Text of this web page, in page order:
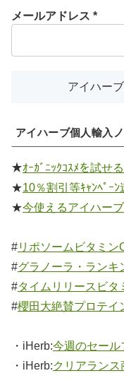
メールアドレス *
アイハーブ個人輸入
★ｵｰｶﾞﾆｯｸｺｽﾒを試せ
★10％割引等ｷｬﾝﾍﾟｰﾝ
★今使えるアイハー
#リポソームビタミ
#グラノーラ・ランキ
#タイムリリースビ
#櫻田大絶賛プロテイ
・iHerb:今週のセール
・iHerb:クリアランス